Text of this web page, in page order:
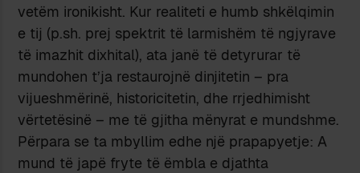
vetëm ironikisht. Kur realiteti e humb shkëlqimin
e tij (p.sh. prej spektrit të larmishëm të ngjyrave
të imazhit dixhital), ata janë të detyrurar të
mundohen t’ja restaurojnë dinjitetin – pra
vijueshmërinë, historicitetin, dhe rrjedhimisht
vërtetësinë – me të gjitha mënyrat e mundshme.
Përpara se ta mbyllim edhe një prapapyetje: A
mund të japë fryte të ëmbla e djathta